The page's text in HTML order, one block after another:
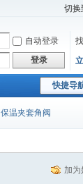
切换
自动登录
登录
快捷导
保温夹套角阀
加为